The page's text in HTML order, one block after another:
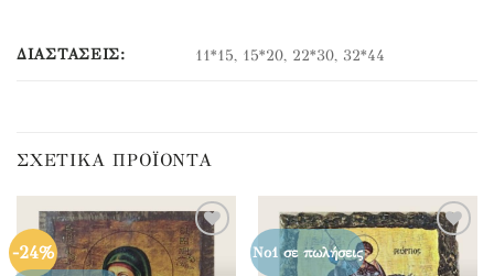
ΔΙΑΣΤΆΣΕΙΣ: 11*15, 15*20, 22*30, 32*44
ΣΧΕΤΙΚΆ ΠΡΟΪΌΝΤΑ
-24%
Προσθήκη
στα
Νο1 σε πωλήσεις
Προσθήκη
στα